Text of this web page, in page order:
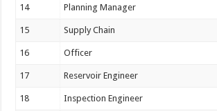
14 Planning Manager
15 Supply Chain
16 Officer
17 Reservoir Engineer
18 Inspection Engineer